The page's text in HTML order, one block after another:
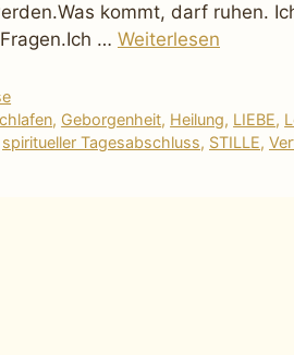
kommt, darf ruhen.
… Weiterlesen
, Geborgenheit, Heilung, LIEBE,
spiritueller Tagesabschluss, STILLE,